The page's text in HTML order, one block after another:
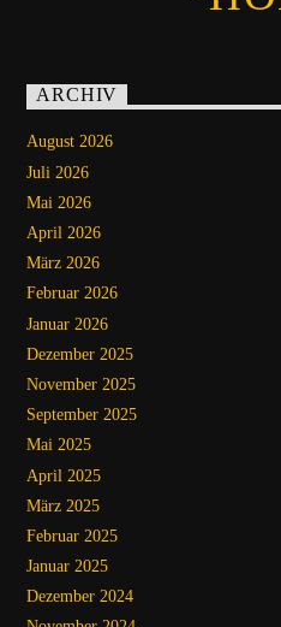
ARCHIV
August 2026
Juli 2026
Mai 2026
April 2026
März 2026
Februar 2026
Januar 2026
Dezember 2025
November 2025
September 2025
Mai 2025
April 2025
März 2025
Februar 2025
Januar 2025
Dezember 2024